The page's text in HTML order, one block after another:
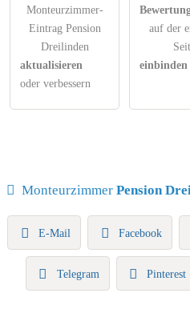
Monteurzimmer-
Eintrag Pension
Dreilinden
aktualisieren
oder verbessern
auf der
einbinden
MonteurzimmerPension
E-Mail Facebook
Telegram Pinterest